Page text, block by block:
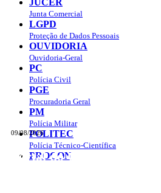
09/08/2026
Portal do Governo do
Junta Comercial
LGPD
Proteção de Dados Pessoais
OUVIDORIA
Ouvidoria-Geral
PC
Polícia Civil
PGE
Procuradoria Geral
PM
Polícia Militar
POLITEC
Polícia Técnico-Científica
PROCON